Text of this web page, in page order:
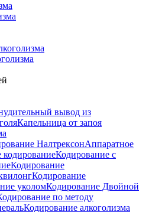
вывод из
Капельница от запоя
НалтрексонАппаратное
Кодирование с
Кодирование
Кодирование
уколомКодирование Двойной
по методу
Кодирование алкоголизма